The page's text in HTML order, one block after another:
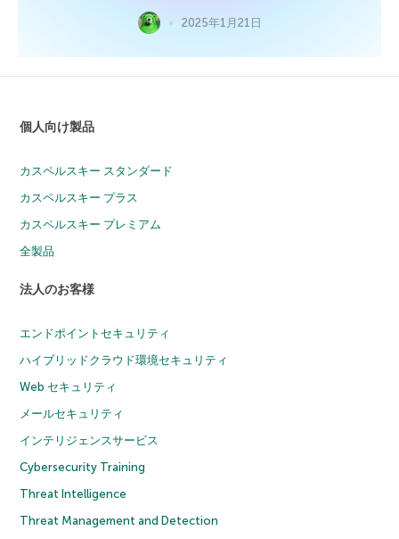
2025年1月21日
個人向け製品
カスペルスキー スタンダード
カスペルスキー プラス
カスペルスキー プレミアム
全製品
法人のお客様
エンドポイントセキュリティ
ハイブリッドクラウド環境セキュリティ
Web セキュリティ
メールセキュリティ
インテリジェンスサービス
Cybersecurity Training
Threat Intelligence
Threat Management and Detection